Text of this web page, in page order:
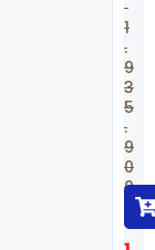
1
.
9
3
5
.
9
0
0